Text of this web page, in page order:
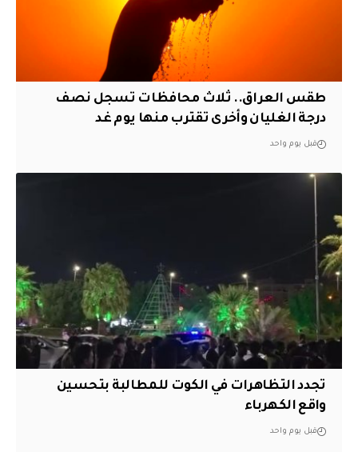
طقس العراق.. ثلاث محافظات تسجل نصف
درجة الغليان وأخرى تقترب منها يوم غد
قبل يوم واحد
تجدد التظاهرات في الكوت للمطالبة بتحسين
واقع الكهرباء
قبل يوم واحد